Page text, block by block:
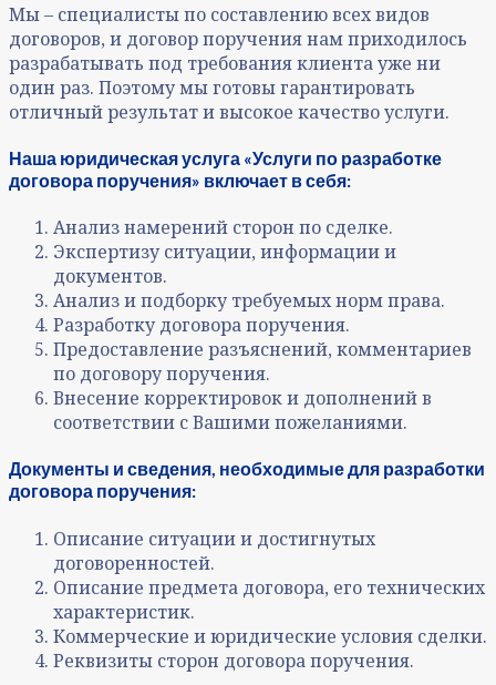
Мы – специалисты по составлению всех видов
договоров, и договор поручения нам приходилось
разрабатывать под требования клиента уже ни
один раз. Поэтому мы готовы гарантировать
отличный результат и высокое качество услуги.
Наша юридическая услуга «Услуги по разработке
договора поручения» включает в себя:
Анализ намерений сторон по сделке.
Экспертизу ситуации, информации и
документов.
Анализ и подборку требуемых норм права.
Разработку договора поручения.
Предоставление разъяснений, комментариев
по договору поручения.
Внесение корректировок и дополнений в
соответствии с Вашими пожеланиями.
Документы и сведения, необходимыедля разработки
договора поручения:
Описание ситуации и достигнутых
договоренностей.
Описание предмета договора, его технических
характеристик.
Коммерческие и юридические условия сделки.
Реквизиты сторон договора поручения.